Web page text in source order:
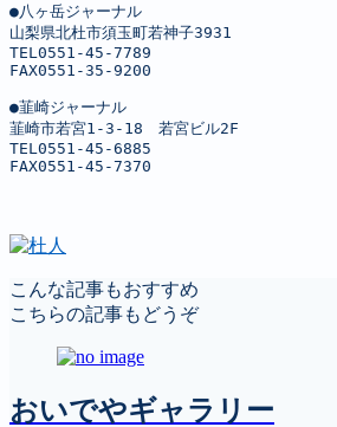
●八ヶ岳ジャーナル
山梨県北杜市須玉町若神子3931
TEL0551-45-7789
FAX0551-35-9200
●韮崎ジャーナル
韮崎市若宮1-3-18　若宮ビル2F
TEL0551-45-6885
FAX0551-45-7370
こんな記事もおすすめ
こちらの記事もどうぞ
おいでやギャラリー